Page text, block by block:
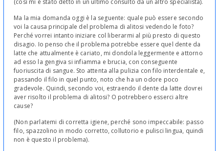
(così mi è stato detto in un ultimo consulto da un altro specialista).
Ma la mia domanda oggi è la seguente: quale può essere secondo
voi la causa principale del problema di alitosi vedendo le foto?
Perché vorrei intanto iniziare col liberarmi al più presto di questo
disagio. Io penso che il problema potrebbe essere quel dente da
latte che attualmente è cariato, mi dondola leggermente e attorno
ad esso la gengiva si infiamma e brucia, con conseguente
fuoriuscita di sangue. Sto attenta alla pulizia con filo interdentale e,
passando il filo in quel punto, noto che ha un odore poco
gradevole. Quindi, secondo voi, estraendo il dente da latte dovrei
aver risolto il problema di alitosi? O potrebbero esserci altre
cause?
(Non parlatemi di corretta igiene, perché sono impeccabile: passo
filo, spazzolino in modo corretto, collutorio e pulisci lingua, quindi
non è questo il problema).